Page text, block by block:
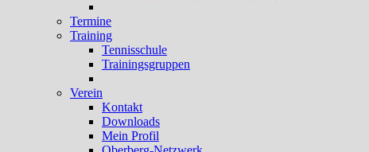
Termine
Training
Tennisschule
Trainingsgruppen
Verein
Kontakt
Downloads
Mein Profil